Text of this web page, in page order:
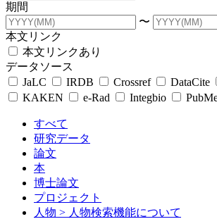
期間
〜
本文リンク
本文リンクあり
データソース
JaLC
IRDB Crossref DataCite
KAKEN
e-Rad Integbio
すべて
研究データ
論文
本
博士論文
プロジェクト
人物 > 人物検索機能について